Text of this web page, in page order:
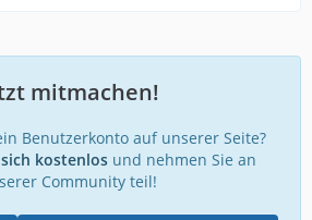
mitmachen!
Benutzerkonto auf unserer Seite?
kostenlosund nehmen Sie an
Community teil!